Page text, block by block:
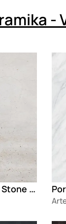
-
Porcelanska keramika Stone Strattos